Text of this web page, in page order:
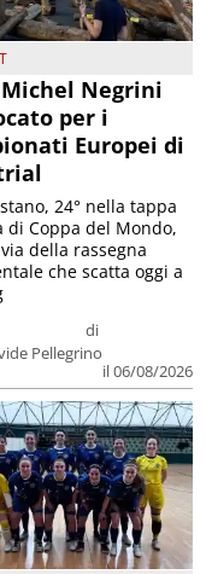
Michel Negrini
per i
Europei di
di
Pellegrino
il 06/08/2026
24° nella tappa
di Coppa del Mondo,
della rassegna
che scatta oggi a